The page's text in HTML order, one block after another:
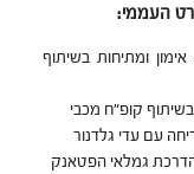
העממי:
קבוצות הליכה, אימון ומתיחות בשיתוף